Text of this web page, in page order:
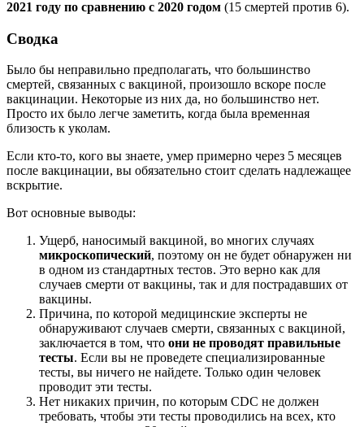
2021 году по сравнению с 2020 годом (15 смертей против 6).
Сводка
Было бы неправильно предполагать, что большинство
смертей, связанных с вакциной, произошло вскоре после
вакцинации. Некоторые из них да, но большинство нет.
Просто их было легче заметить, когда была временная
близость к уколам.
Если кто-то, кого вы знаете, умер примерно через 5 месяцев
после вакцинации, вы обязательно стоит сделать надлежащее
вскрытие.
Вот основные выводы:
Ущерб, наносимый вакциной, во многих случаях
микроскопический, поэтому он не будет обнаружен ни
в одном из стандартных тестов. Это верно как для
случаев смерти от вакцины, так и для пострадавших от
вакцины.
Причина, по которой медицинские эксперты не
обнаруживают случаев смерти, связанных с вакциной,
заключается в том, что они не проводят правильные
тесты. Если вы не проведете специализированные
тесты, вы ничего не найдете. Только один человек
проводит эти тесты.
Нет никаких причин, по которым CDC не должен
требовать, чтобы эти тесты проводились на всех, кто